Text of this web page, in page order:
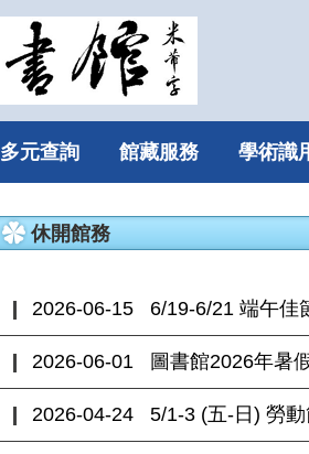
多元查詢 館藏服務 學術識
休開館務
2026-06-15 6/19-6/21 端午佳
2026-06-01 圖書館2026年暑
2026-04-24 5/1-3 (五-日) 勞